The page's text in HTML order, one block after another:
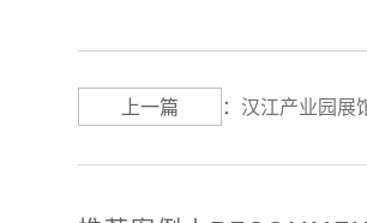
上一篇 ： 汉江产业园展